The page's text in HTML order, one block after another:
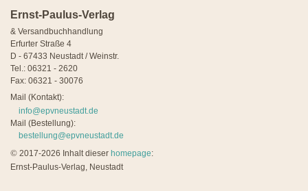
Ernst-Paulus-Verlag
& Versandbuchhandlung
Erfurter Straße 4
D - 67433 Neustadt / Weinstr.
Tel.: 06321 - 2620
Fax: 06321 - 30076
Mail (Kontakt):
info@epvneustadt.de
Mail (Bestellung):
bestellung@epvneustadt.de
© 2017-2026 Inhalt dieser homepage:
Ernst-Paulus-Verlag, Neustadt